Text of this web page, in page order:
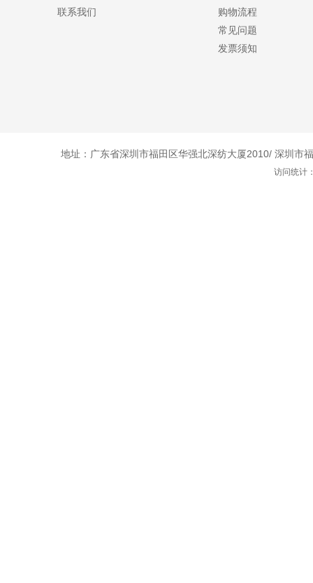
联系我们
购物流程
常见问题
发票须知
地址：广东省深圳市福田区华强北深纺大厦2010/ 深圳市
访问统计